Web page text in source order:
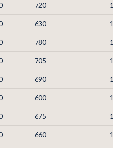
720
630
780
705
690
600
675
660